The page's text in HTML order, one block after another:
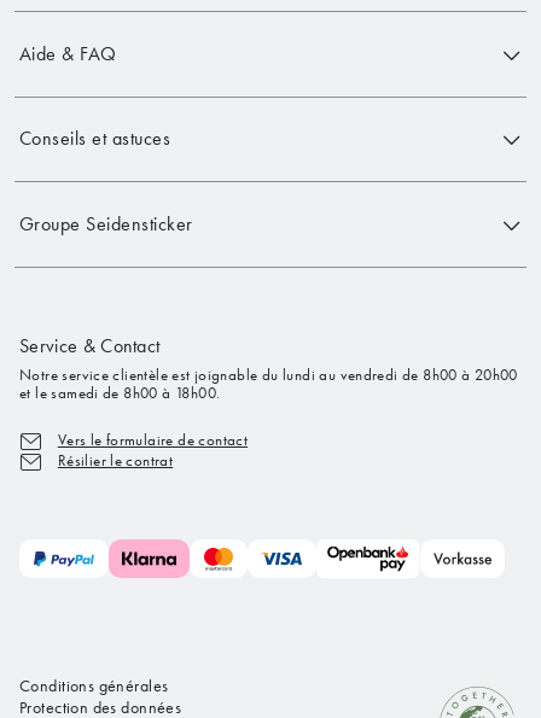
Aide & FAQ
Conseils et astuces
Groupe Seidensticker
Service & Contact
Notre service clientèle est joignable du lundi au vendredi de 8h00 à 20h00
et le samedi de 8h00 à 18h00.
Vers le formulaire de contact
Résilier le contrat
Conditions générales
Protection des données